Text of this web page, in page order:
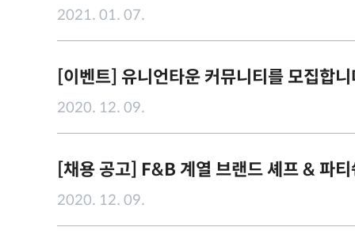
2021. 01. 07.
[이벤트] 유니언타운 커뮤니티를 모집합
2020. 12. 09.
[채용 공고] F&B 계열 브랜드 셰프 & 파
2020. 12. 09.